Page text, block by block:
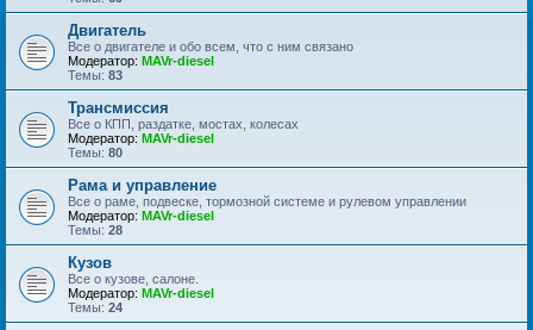
Двигатель
Все о двигателе и обо всем, что с ним связано
Модератор: MAVr-diesel
Темы: 83
Трансмиссия
Все о КПП, раздатке, мостах, колесах
Модератор: MAVr-diesel
Темы: 80
Рама и управление
Все о раме, подвеске, тормозной системе и рулевом управлении
Модератор: MAVr-diesel
Темы: 28
Кузов
Все о кузове, салоне.
Модератор: MAVr-diesel
Темы: 24